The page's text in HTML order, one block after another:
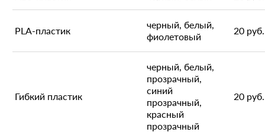
PLA-пластик
черный, белый,
фиолетовый
20 руб.
Гибкий пластик
черный, белый,
прозрачный,
синий
прозрачный,
красный
прозрачный
20 руб.